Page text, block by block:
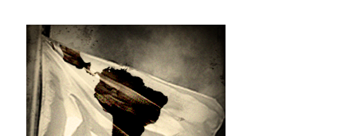
Barra
lateral
del
artículo